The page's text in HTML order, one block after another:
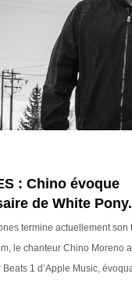
: Chino évoque
de White Pony.
termine actuellement son
le chanteur Chino Moreno
1 d’Apple Music,